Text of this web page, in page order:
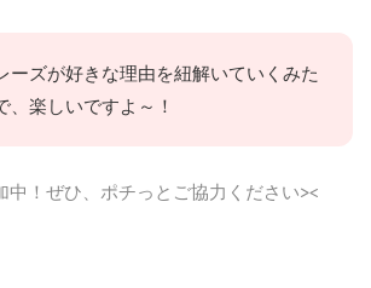
ーズが好きな理由を紐解いていくみた
、楽しいですよ～！
中！ぜひ、ポチっとご協力ください><